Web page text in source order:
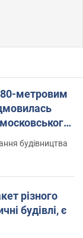
метровим
будівництва
різного
будівлі, є